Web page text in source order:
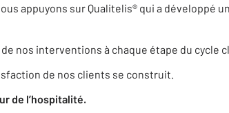
appuyons sur Qualitelis® qui a développé
nos interventions à chaque étape du cycle
de nos clients se construit.
de l’hospitalité.